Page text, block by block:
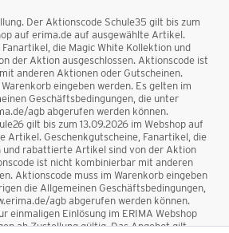
Der Aktionscode Schule35 gilt bis zum
auf erima.de auf ausgewählte Artikel.
die Magic White Kollektion und
der Aktion ausgeschlossen. Aktionscode ist
anderen Aktionen oder Gutscheinen.
eingeben werden. Es gelten im
Geschäftsbedingungen, die unter
agb abgerufen werden können.
gilt bis zum 13.09.2026 im Webshop auf
Artikel. Geschenkgutscheine, Fanartikel, die
und rabattierte Artikel sind von der Aktion
ist nicht kombinierbar mit anderen
Aktionscode muss im Warenkorb eingeben
die Allgemeinen Geschäftsbedingungen,
agb abgerufen werden können.
einmaligen Einlösung im ERIMA Webshop
ab Zustellung gültig. Das Angebot gilt